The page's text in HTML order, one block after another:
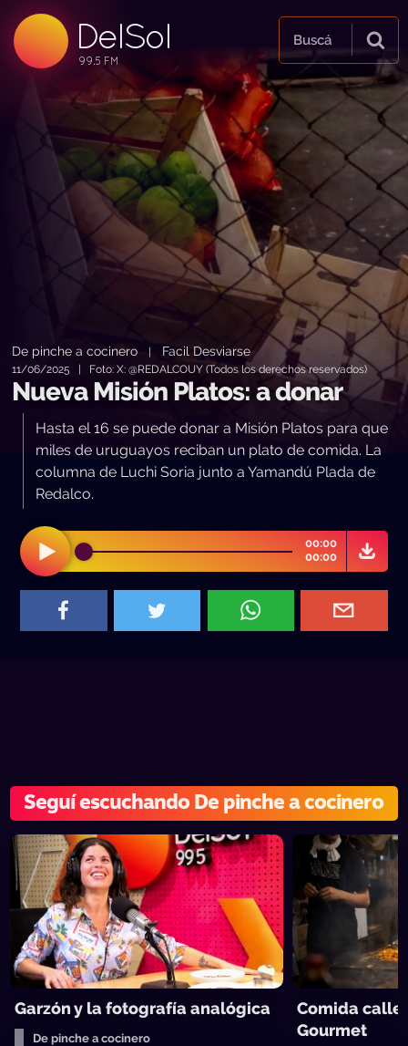
DelSol
99.5 FM
99.5 FM
99.5 FM
Buscá
De pinche a cocinero Facil Desviarse
11/06/2025 | Foto: X: @REDALCOUY (Todos los derechos reservados)
Nueva Misión Platos: a donar
Hasta el 16 se puede donar a Misión Platos para que
miles de uruguayos reciban un plato de comida. La
columna de Luchi Soria junto a Yamandú Plada de
Redalco.
00:00
00:00
Seguí escuchando De pinche a cocinero
Garzón y la fotografía analógica
De pinche a cocinero
Comida
Gourmet